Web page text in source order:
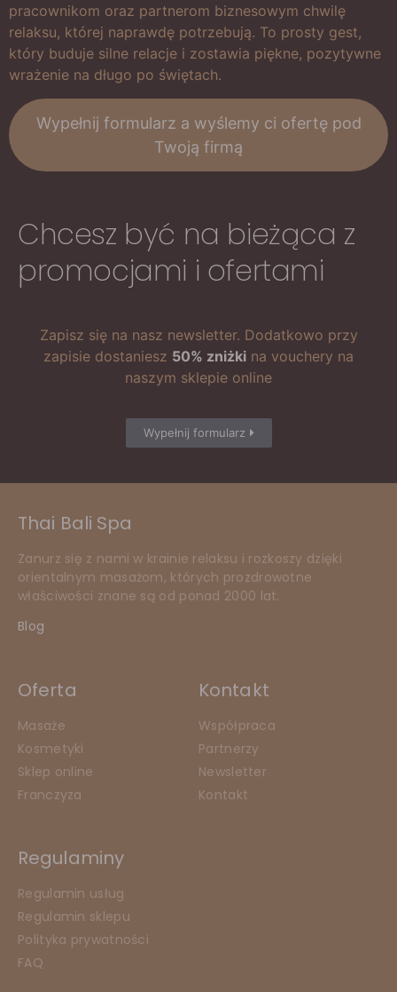
pracownikom oraz partnerom biznesowym chwilę
relaksu, której naprawdę potrzebują. To prosty gest,
który buduje silne relacje i zostawia piękne, pozytywne
wrażenie na długo po świętach.
Wypełnij formularz a wyślemy ci ofertę pod
Twoją firmą
Chcesz być na bieżąca z
promocjami i ofertami
Zapisz się na nasz newsletter. Dodatkowo przy
zapisie dostaniesz 50% zniżki na vouchery na
naszym sklepie online
Wypełnij formularz
Thai Bali Spa
Zanurz się z nami w krainie relaksu i rozkoszy dzięki
orientalnym masażom, których prozdrowotne
właściwości znane są od ponad 2000 lat.
Blog
Oferta
Masaże
Kosmetyki
Sklep online
Franczyza
Kontakt
Współpraca
Partnerzy
Newsletter
Kontakt
Regulaminy
Regulamin usług
Regulamin sklepu
Polityka prywatności
FAQ